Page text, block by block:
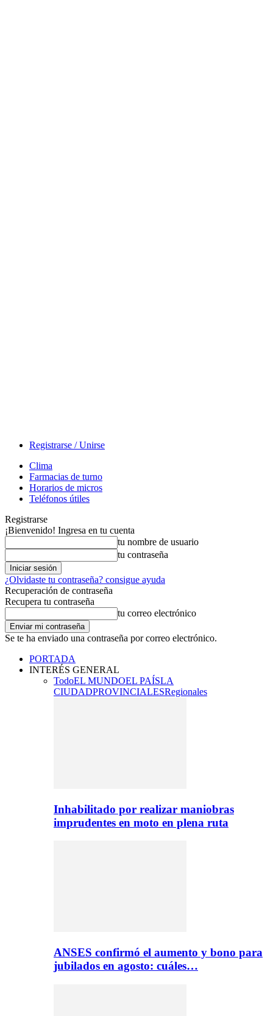
Registrarse / Unirse
Clima
Farmacias de turno
Horarios de micros
Teléfonos útiles
Registrarse
¡Bienvenido! Ingresa en tu cuenta
tu nombre de usuario
tu contraseña
¿Olvidaste tu contraseña? consigue ayuda
Recuperación de contraseña
Recupera tu contraseña
tu correo electrónico
Se te ha enviado una contraseña por correo electrónico.
PORTADA
INTERÉS GENERAL
TodoEL MUNDOEL PAÍSLA
CIUDADPROVINCIALESRegionales
Inhabilitado por realizar maniobras
imprudentes en moto en plena ruta
ANSES confirmó el aumento y bono para
jubilados en agosto: cuáles…